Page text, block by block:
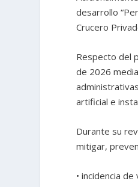
desarrollo
Crucero
Respecto del
de 2026
artificial e
Durante su
mitigar,
• incidencia